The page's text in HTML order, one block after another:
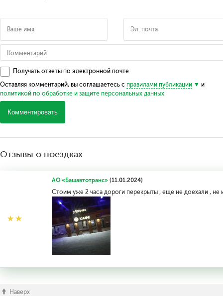
Получать ответы по электронной почте
Оставляя комментарий, вы соглашаетесь с правилами публикации
и
политикой по обработке и защите персональных данных
Комментировать
Отзывы о поездках
АО «Башавтотранс»(11.01.2024)
Стоим уже 2 часа дороги перекрыты , еще не доехали , не
Наверх